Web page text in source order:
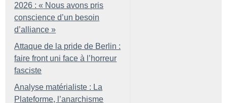
2026 : « Nous avons pris
conscience d’un besoin
d’alliance »
Attaque de la pride de Berlin :
faire front uni face à l’horreur
fasciste
Analyse matérialiste : La
Plateforme, l’anarchisme